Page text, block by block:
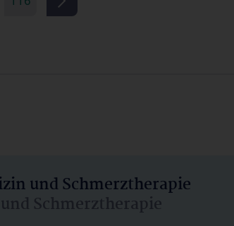
und Schmerztherapie
Schmerztherapie